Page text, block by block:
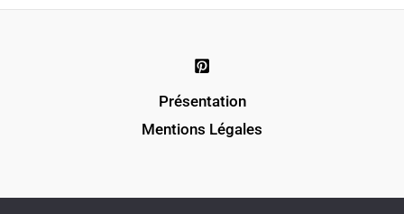
Présentation
Mentions Légales